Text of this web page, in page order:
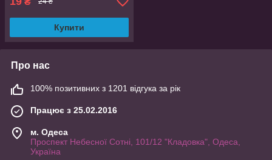
Купити
Про нас
100% позитивних з 1201 відгука за рік
Працює з 25.02.2016
м. Одеса
Проспект Небесної Сотні, 101/12 "Кладовка", Одеса,
Україна